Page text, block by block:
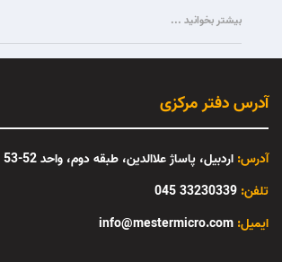
بیشتر بخوانید ...
آدرس دفتر مرکزی
آدرس: اردبیل، پاساژ علاالدین، طبقه دوم، واحد 52-53
تلفن: 33230339 045
info@mestermicro.com :ایمیل